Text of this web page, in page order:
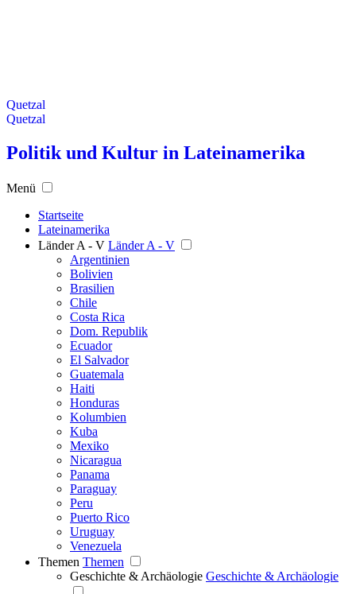
Quetzal
Quetzal
Politik und Kultur in Lateinamerika
Menü
Startseite
Lateinamerika
Länder A - V Länder A - V
Argentinien
Bolivien
Brasilien
Chile
Costa Rica
Dom. Republik
Ecuador
El Salvador
Guatemala
Haiti
Honduras
Kolumbien
Kuba
Mexiko
Nicaragua
Panama
Paraguay
Peru
Puerto Rico
Uruguay
Venezuela
Themen Themen
Geschichte & Archäologie Geschichte & Archäologie